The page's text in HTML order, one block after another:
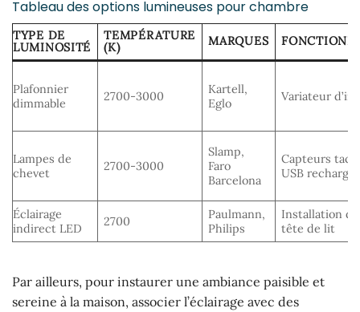
Tableau des options lumineuses pour chambre
TYPE DE
LUMINOSITÉ
TEMPÉRATURE
(K)
MARQUES
Plafonnier
dimmable
2700-3000
Kartell,
Eglo
Variateur
Lampes de
chevet
2700-3000
Slamp,
Faro
Barcelona
Capteurs
USB
Éclairage
indirect LED
2700
Paulmann,
Philips
Installation
tête de lit
Par ailleurs, pour instaurer une ambiance paisible et
sereine à la maison, associer l’éclairage avec des